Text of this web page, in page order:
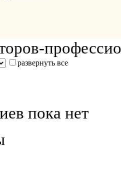
развернуть все
пока нет